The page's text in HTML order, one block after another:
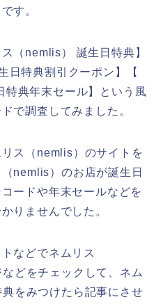
す。
（nemlis） 誕生日特典】
日特典割引クーポン】【
典年末セール】という風
で調査してみました。
ス（nemlis）のサイトを
nemlis）のお店が誕生日
ードや年末セールなどを
りませんでした。
などでネムリス
どをチェックして、ネム
をみつけたら記事にさせ